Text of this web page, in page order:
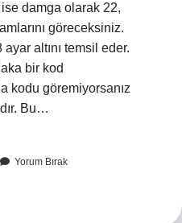
ise damga olarak 22,
göreceksiniz.
altını temsil eder.
bir kod
kodu göremiyorsanız
Bu…
Yorum Bırak